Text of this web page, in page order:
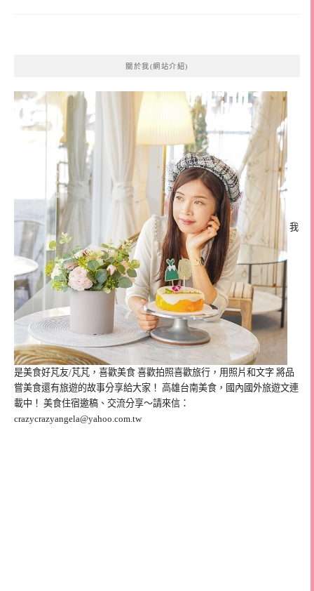
關於我(網站介紹)
我
是美食好芃友/芃芃，喜歡美食 喜歡拍照喜歡旅行，用照片和文字 將品
嘗美食還有旅遊的故事分享給大家！ 高雄台南美食，國內國外旅遊文連
載中！ 美食住宿邀稿、交流分享～請來信：
crazycrazyangela@yahoo.com.tw